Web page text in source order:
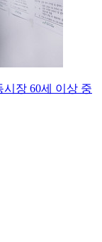
시장 60세 이상 중